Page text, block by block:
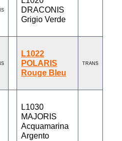
DRACONIS
Grigio Verde
L1022
POLARIS
Rouge Bleu
TRANS
L1030
MAJORIS
Acquamarina
Argento